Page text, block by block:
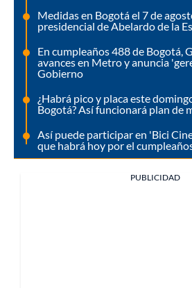
Medidas en Bogotá el 7 de
presidencial de Abelardo de la
En cumpleaños 488 de Bogotá,
avances en Metro y anuncia
Gobierno
¿Habrá pico y placa este
Bogotá? Así funcionará plan de
Así puede participar en 'Bici
que habrá hoy por el
PUBLICIDAD